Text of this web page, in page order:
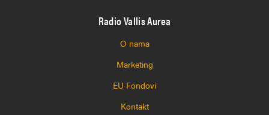
Radio Vallis Aurea
O nama
Marketing
EU Fondovi
Kontakt